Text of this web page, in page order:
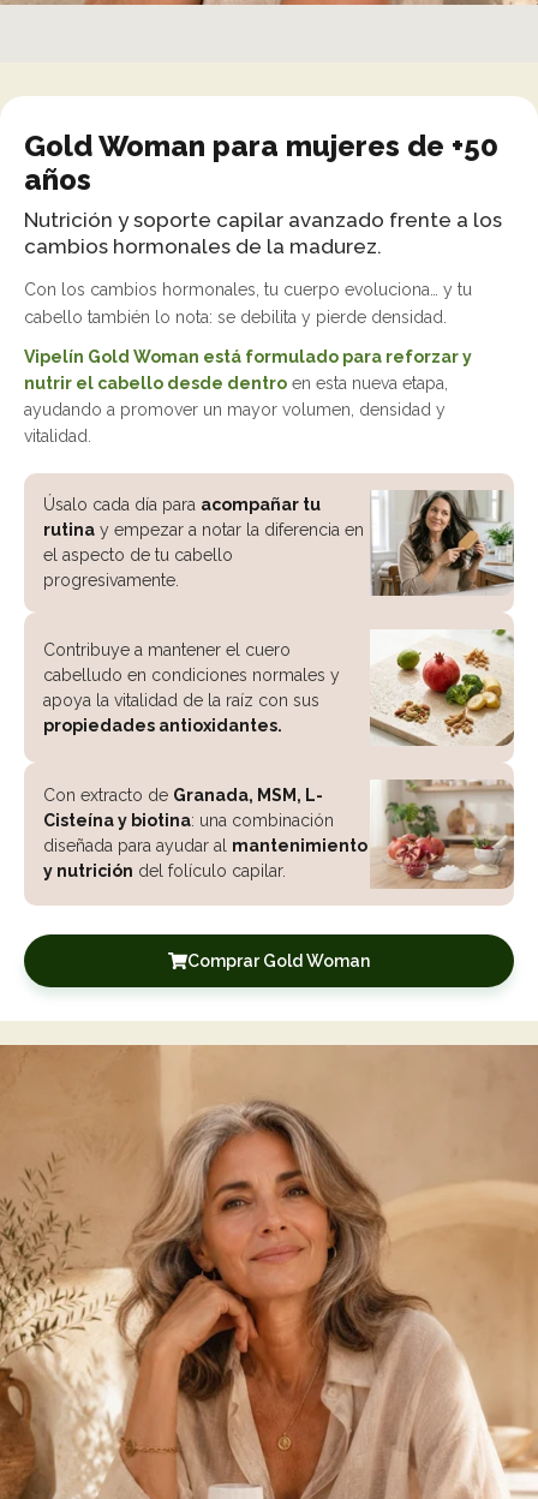
Gold Woman para mujeres de +50
años
Nutrición y soporte capilar avanzado frente a los
cambios hormonales de la madurez.
Con los cambios hormonales, tu cuerpo evoluciona… y tu
cabello también lo nota: se debilita y pierde densidad.
Vipelín Gold Woman está formulado para reforzar y
nutrir el cabello desde dentro en esta nueva etapa,
ayudando a promover un mayor volumen, densidad y
vitalidad.
Úsalo cada día para acompañar tu
rutina y empezar a notar la diferencia en
el aspecto de tu cabello
progresivamente.
Contribuye a mantener el cuero
cabelludo en condiciones normales y
apoya la vitalidad de la raíz con sus
propiedades antioxidantes.
Con extracto de Granada, MSM, L-
Cisteína y biotina: una combinación
diseñada para ayudar al mantenimiento
y nutrición del folículo capilar.
Comprar Gold Woman